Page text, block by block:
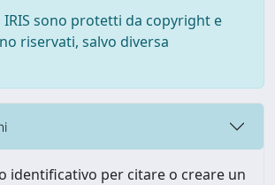
sono protetti da copyright e
riservati, salvo diversa
identificativo per citare o creare un